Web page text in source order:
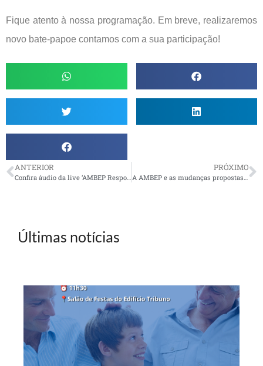
Fique atento à nossa programação. Em breve, realizaremos
novo bate-papoe contamos com a sua participação!
ANTERIOR
Confira áudio da live ‘AMBEP Responde’ do dia 18 de agosto
PRÓXIMO
A AMBEP e as mudanças propostas para a AMS
Últimas notícias